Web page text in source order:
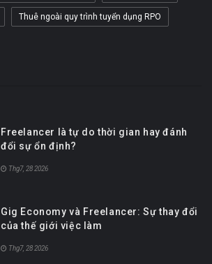
Thuê ngoài quy trình tuyển dụng RPO
Freelancer là tự do thời gian hay đánh
đổi sự ổn định?
Thg7, 28 2026
Gig Economy và Freelancer: Sự thay đổi
của thế giới việc làm
Thg7, 28 2026